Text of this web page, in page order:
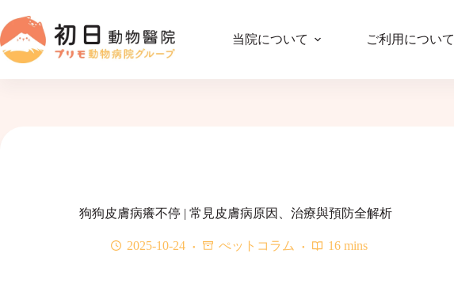
ン
テ
ン
当院について ご利用について
狗狗皮膚病癢不停 | 常見皮膚病原因、治療與預防全解析
2025-10-24 ぺットコラム 16 mins